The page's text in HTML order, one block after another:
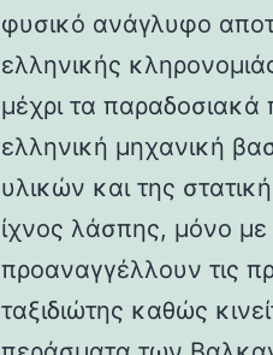
φυσικό ανάγλυφο
ελληνικής
μέχρι τα παραδοσιακά
ελληνική μηχανική
υλικών και της
ίχνος λάσπης, μόνο
προαναγγέλλουν τις
ταξιδιώτης καθώς